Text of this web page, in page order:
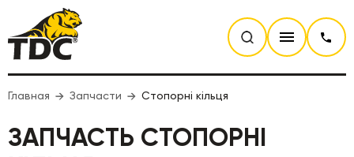
Главная Запчасти Стопорні кільця
ЗАПЧАСТЬ СТОПОРНІ